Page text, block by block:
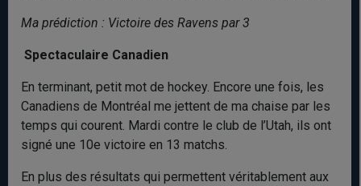
Ma prédiction : Victoire des Ravens par 3
Spectaculaire Canadien
En terminant, petit mot de hockey. Encore une fois, les
Canadiens de Montréal me jettent de ma chaise par les
temps qui courent. Mardi contre le club de l’Utah, ils ont
signé une 10e victoire en 13 matchs.
En plus des résultats qui permettent véritablement aux